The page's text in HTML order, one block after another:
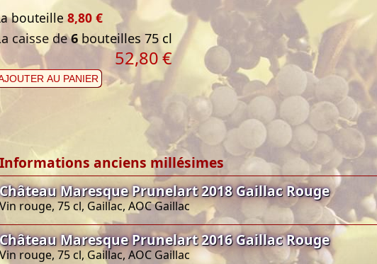
bouteille 8,80 €
caisse de6 bouteilles 75 cl
52,80€
AU PANIER
Informations anciens millésimes
Château Maresque Prunelart 2018 Gaillac Rouge
Vin rouge, 75 cl, Gaillac, AOC Gaillac
Château Maresque Prunelart 2016 Gaillac Rouge
Vin rouge, 75 cl, Gaillac, AOC Gaillac